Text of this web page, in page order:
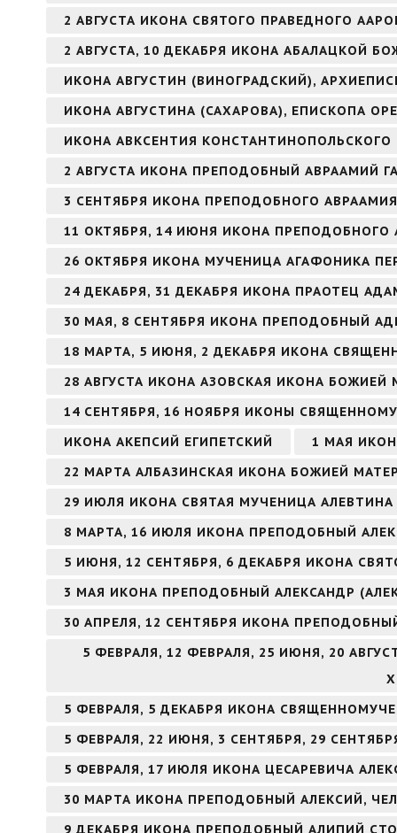
2 АВГУСТА ИКОНА СВЯТОГО ПРАВЕДНОГО
2 АВГУСТА, 10 ДЕКАБРЯ ИКОНА АБАЛАЦКОЙ
ИКОНА АВГУСТИН (ВИНОГРАДСКИЙ),
ИКОНА АВГУСТИНА (САХАРОВА), ЕПИСКОПА
ИКОНА АВКСЕНТИЯ КОНСТАНТИНОПОЛЬСКОГО
2 АВГУСТА ИКОНА ПРЕПОДОБНЫЙ АВРААМИЙ
3 СЕНТЯБРЯ ИКОНА ПРЕПОДОБНОГО
11 ОКТЯБРЯ, 14 ИЮНЯ ИКОНА ПРЕПОДОБНОГО
26 ОКТЯБРЯ ИКОНА МУЧЕНИЦА АГАФОНИКА
24 ДЕКАБРЯ, 31 ДЕКАБРЯ ИКОНА ПРАОТЕЦ
30 МАЯ, 8 СЕНТЯБРЯ ИКОНА ПРЕПОДОБНЫЙ
18 МАРТА, 5 ИЮНЯ, 2 ДЕКАБРЯ ИКОНА
28 АВГУСТА ИКОНА АЗОВСКАЯ ИКОНА БОЖИЕЙ
14 СЕНТЯБРЯ, 16 НОЯБРЯ ИКОНЫ
ИКОНА АКЕПСИЙ ЕГИПЕТСКИЙ
1 МАЯ
22 МАРТА АЛБАЗИНСКАЯ ИКОНА БОЖИЕЙ
29 ИЮЛЯ ИКОНА СВЯТАЯ МУЧЕНИЦА
8 МАРТА, 16 ИЮЛЯ ИКОНА ПРЕПОДОБНЫЙ
5 ИЮНЯ, 12 СЕНТЯБРЯ, 6 ДЕКАБРЯ ИКОНА
3 МАЯ ИКОНА ПРЕПОДОБНЫЙ АЛЕКСАНДР
30 АПРЕЛЯ, 12 СЕНТЯБРЯ ИКОНА
5 ФЕВРАЛЯ, 12 ФЕВРАЛЯ, 25 ИЮНЯ, 20
5 ФЕВРАЛЯ, 5 ДЕКАБРЯ ИКОНА
5 ФЕВРАЛЯ, 22 ИЮНЯ, 3 СЕНТЯБРЯ, 29
5 ФЕВРАЛЯ, 17 ИЮЛЯ ИКОНА ЦЕСАРЕВИЧА
30 МАРТА ИКОНА ПРЕПОДОБНЫЙ АЛЕКСИЙ,
9 ДЕКАБРЯ ИКОНА ПРЕПОДОБНЫЙ АЛИПИЙ